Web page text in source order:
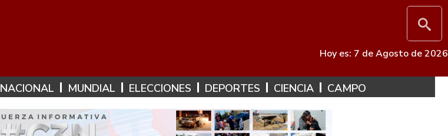
Hoy es: 7 de Agosto de 2026
NACIONAL MUNDIAL ELECCIONES DEPORTES CIENCIA CAMPO